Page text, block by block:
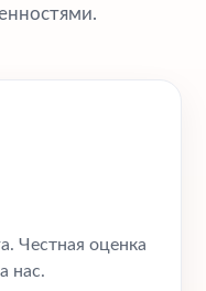
Честная оценка
нас.